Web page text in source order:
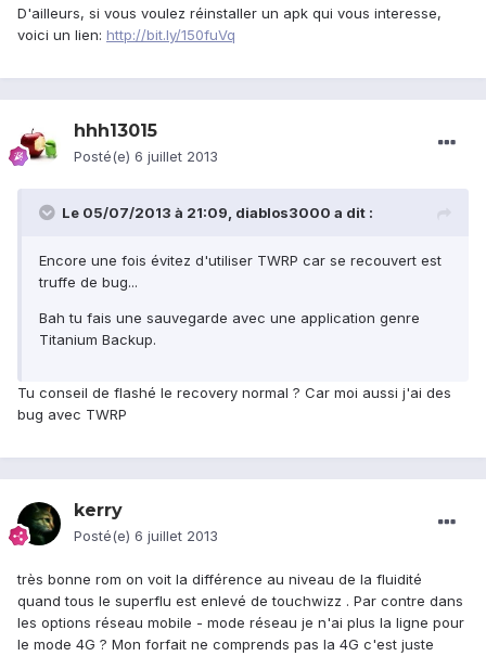
D'ailleurs, si vous voulez réinstaller un apk qui vous interesse,
voici un lien: http://bit.ly/150fuVq
hhh13015
Posté(e) 6 juillet 2013
Le 05/07/2013 à 21:09, diablos3000 a dit :
Encore une fois évitez d'utiliser TWRP car se recouvert est
truffe de bug...
Bah tu fais une sauvegarde avec une application genre
Titanium Backup.
Tu conseil de flashé le recovery normal ? Car moi aussi j'ai des
bug avec TWRP
kerry
Posté(e) 6 juillet 2013
très bonne rom on voit la différence au niveau de la fluidité
quand tous le superflu est enlevé de touchwizz . Par contre dans
les options réseau mobile - mode réseau je n'ai plus la ligne pour
le mode 4G ? Mon forfait ne comprends pas la 4G c'est juste